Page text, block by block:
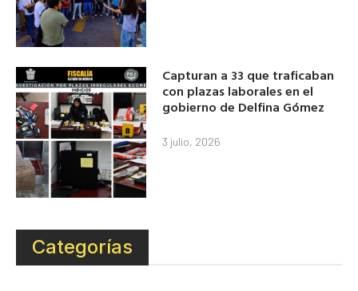
Capturan a 33 que traficaban
con plazas laborales en el
gobierno de Delfina Gómez
3 julio, 2026
Categorías